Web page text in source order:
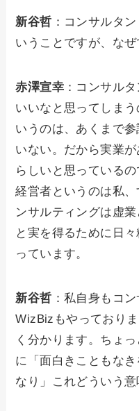
新谷哲 ：コンサルタ
いうことですが、なぜ
赤澤宣幸 ：コンサル
いいなと思ってしま
いうのは、あくまで
いない。だから実業
らしいと思っている
経営者というのは私
ンサルティングは虚
と実を得るために日
っています。
新谷哲 ：私自身もコ
WizBizもやっており
く分かります。ちょ
に「面白きこともな
なり」これどういう意